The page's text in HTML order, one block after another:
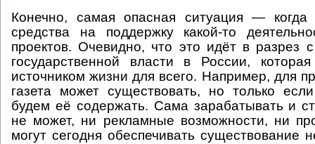
Конечно, самая опасная ситуация —
средства на поддержку какой-то
проектов. Очевидно, что это идёт в разрез
государственной власти в России,
источником жизни для всего. Например, для
газета может существовать, но только
будем её содержать. Сама зарабатывать и
не может, ни рекламные возможности, ни
могут сегодня обеспечивать существование